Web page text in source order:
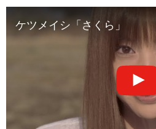
ケツメイシ「さくら」